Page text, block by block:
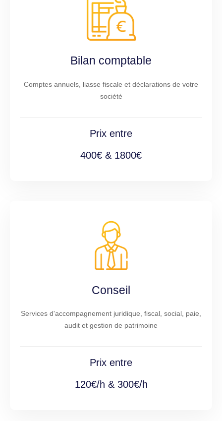
Bilan comptable
Comptes annuels, liasse fiscale et déclarations de votre
société
Prix entre
400€ & 1800€
Conseil
Services d'accompagnement juridique, fiscal, social, paie,
audit et gestion de patrimoine
Prix entre
120€/h & 300€/h